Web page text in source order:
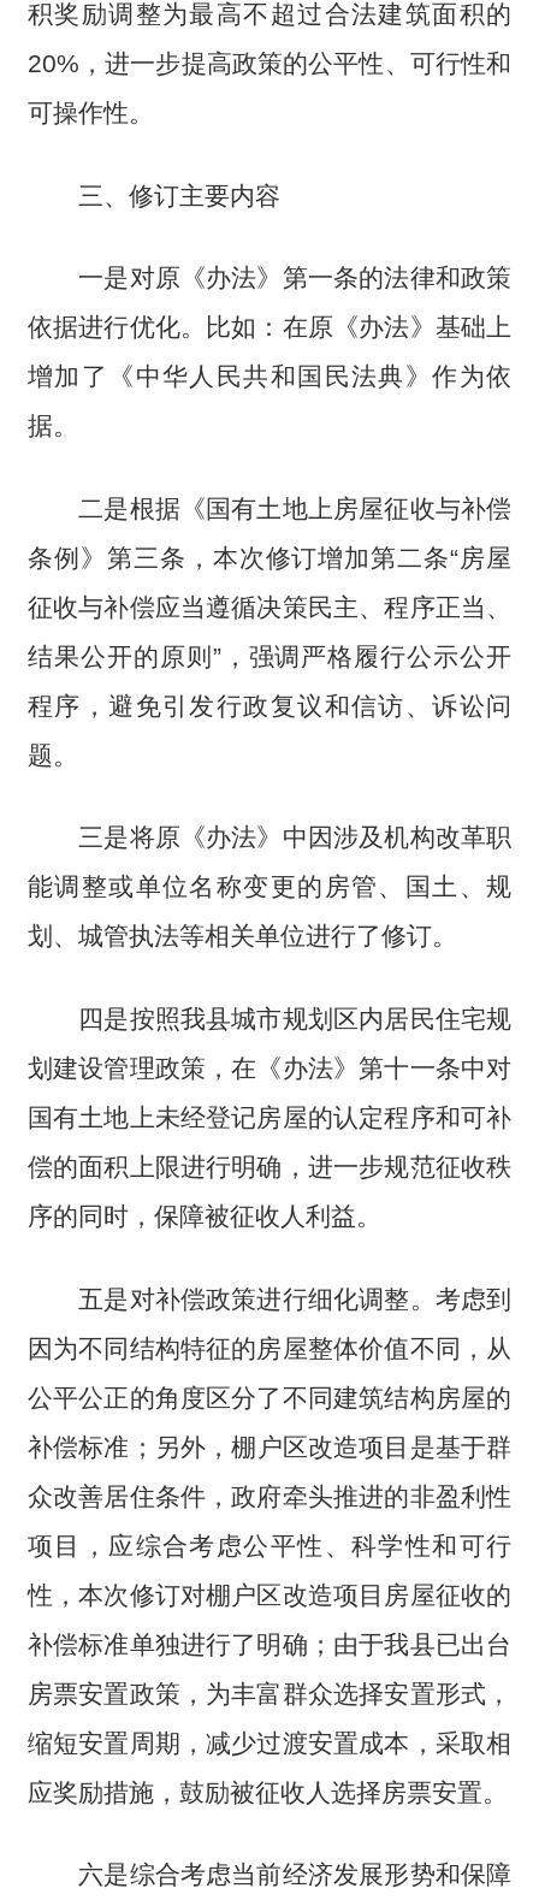
积奖励调整为最高不超过合法建筑面积的
20%，进一步提高政策的公平性、可行性和
可操作性。
三、修订主要内容
一是对原《办法》第一条的法律和政策
依据进行优化。比如：在原《办法》基础上
增加了《中华人民共和国民法典》作为依
据。
二是根据《国有土地上房屋征收与补偿
条例》第三条，本次修订增加第二条“房屋
征收与补偿应当遵循决策民主、程序正当、
结果公开的原则”，强调严格履行公示公开
程序，避免引发行政复议和信访、诉讼问
题。
三是将原《办法》中因涉及机构改革职
能调整或单位名称变更的房管、国土、规
划、城管执法等相关单位进行了修订。
四是按照我县城市规划区内居民住宅规
划建设管理政策，在《办法》第十一条中对
国有土地上未经登记房屋的认定程序和可补
偿的面积上限进行明确，进一步规范征收秩
序的同时，保障被征收人利益。
五是对补偿政策进行细化调整。考虑到
因为不同结构特征的房屋整体价值不同，从
公平公正的角度区分了不同建筑结构房屋的
补偿标准；另外，棚户区改造项目是基于群
众改善居住条件，政府牵头推进的非盈利性
项目，应综合考虑公平性、科学性和可行
性，本次修订对棚户区改造项目房屋征收的
补偿标准单独进行了明确；由于我县已出台
房票安置政策，为丰富群众选择安置形式，
缩短安置周期，减少过渡安置成本，采取相
应奖励措施，鼓励被征收人选择房票安置。
六是综合考虑当前经济发展形势和保障